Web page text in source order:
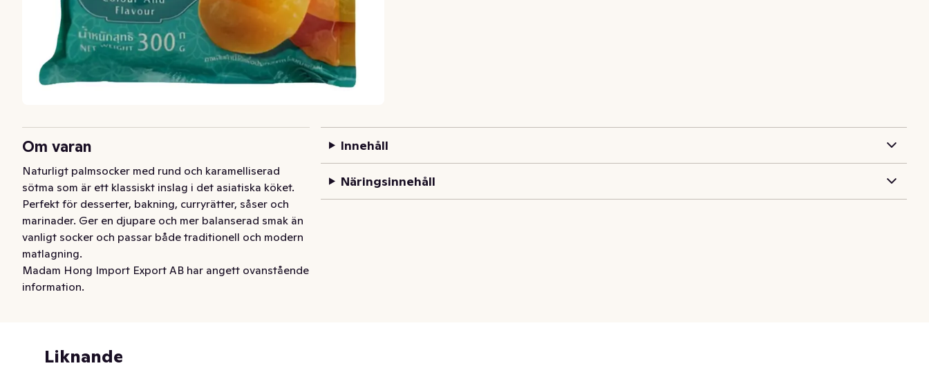
Om varan
Naturligt palmsocker med rund och karamelliserad
sötma som är ett klassiskt inslag i det asiatiska köket.
Perfekt för desserter, bakning, curryrätter, såser och
marinader. Ger en djupare och mer balanserad smak än
vanligt socker och passar både traditionell och modern
matlagning.
Madam Hong Import Export AB har angett ovanstående
information.
Innehåll
Näringsinnehåll
Liknande